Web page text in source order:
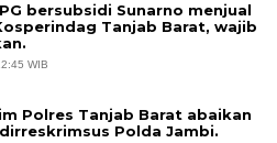
bersubsidi Sunarno menjual
Tanjab Barat, wajib
WIB
Polres Tanjab Barat abaikan
Polda Jambi.